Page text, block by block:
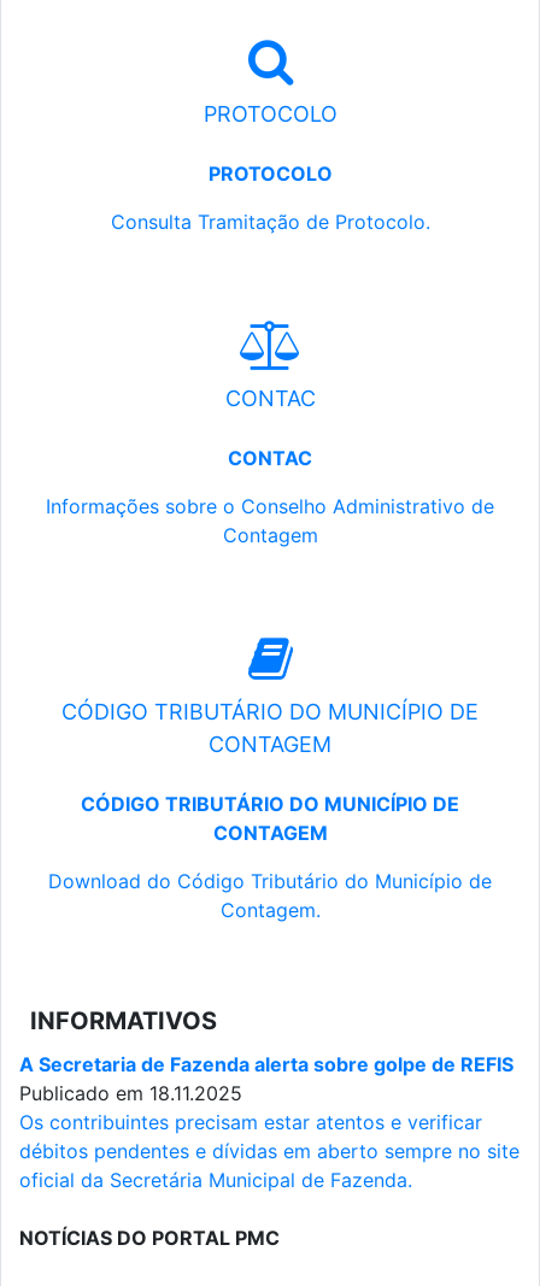
PROTOCOLO
PROTOCOLO
Consulta Tramitação de Protocolo.
CONTAC
CONTAC
Informações sobre o Conselho Administrativo de
Contagem
CÓDIGO TRIBUTÁRIO DO MUNICÍPIO DE
CONTAGEM
CÓDIGO TRIBUTÁRIO DO MUNICÍPIO DE
CONTAGEM
Download do Código Tributário do Município de
Contagem.
INFORMATIVOS
A Secretaria de Fazenda alerta sobre golpe de REFIS
Publicado em 18.11.2025
Os contribuintes precisam estar atentos e verificar
débitos pendentes e dívidas em aberto sempre no site
oficial da Secretária Municipal de Fazenda.
NOTÍCIAS DO PORTAL PMC